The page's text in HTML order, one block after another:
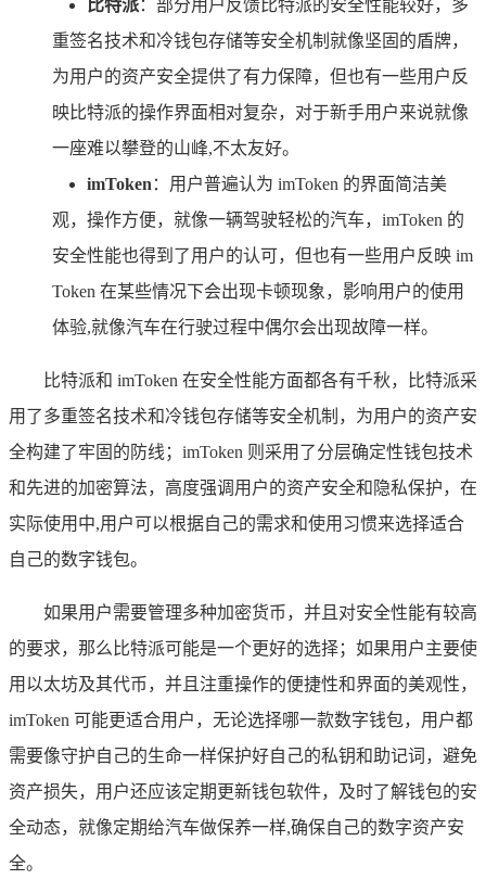
比特派：部分用户反馈比特派的安全性能较好，多
重签名技术和冷钱包存储等安全机制就像坚固的盾牌，
为用户的资产安全提供了有力保障，但也有一些用户反
映比特派的操作界面相对复杂，对于新手用户来说就像
一座难以攀登的山峰,不太友好。
imToken ：用户普遍认为 imToken 的界面简洁美
观，操作方便，就像一辆驾驶轻松的汽车，imToken 的
安全性能也得到了用户的认可，但也有一些用户反映 im
Token 在某些情况下会出现卡顿现象，影响用户的使用
体验,就像汽车在行驶过程中偶尔会出现故障一样。
比特派和 imToken 在安全性能方面都各有千秋，比特派采
用了多重签名技术和冷钱包存储等安全机制，为用户的资产安
全构建了牢固的防线；imToken 则采用了分层确定性钱包技术
和先进的加密算法，高度强调用户的资产安全和隐私保护，在
实际使用中,用户可以根据自己的需求和使用习惯来选择适合
自己的数字钱包。
如果用户需要管理多种加密货币，并且对安全性能有较高
的要求，那么比特派可能是一个更好的选择；如果用户主要使
用以太坊及其代币，并且注重操作的便捷性和界面的美观性，
imToken 可能更适合用户，无论选择哪一款数字钱包，用户都
需要像守护自己的生命一样保护好自己的私钥和助记词，避免
资产损失，用户还应该定期更新钱包软件，及时了解钱包的安
全动态，就像定期给汽车做保养一样,确保自己的数字资产安
全。